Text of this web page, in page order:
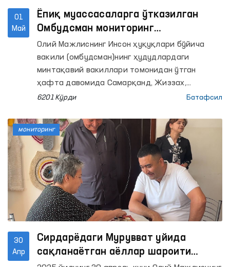
01
Май
Ёпиқ муассасаларга ўтказилган
Омбудсман мониторинг
ташрифларида қандай камчиликлар
аниқланди?
Олий Мажлиснинг Инсон ҳуқуқлари бўйича
вакили (омбудсман)нинг ҳудудлардаги
минтақавий вакиллари томонидан ўтган
ҳафта давомида Самарқанд, Жиззах,
Андижон, Наманган, Хоразм ва Тошкент
жойлашган мажбурий даволаш ҳамда қатор
пенетенциар муассасаларга мониторинг
ташрифлари амалга оширилди.
6201 Кўрди Батафсил
30
Апр
Сирдарёдаги Мурувват уйида
сақланаётган аёллар шароити
мониторинг